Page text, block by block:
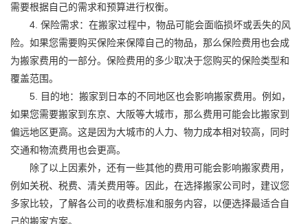
需要根据自己的需求和预算进行权衡。
4. 保险需求：在搬家过程中，物品可能会面临损坏或丢失的风
险。如果您需要购买保险来保障自己的物品，那么保险费用也会成
为搬家费用的一部分。保险费用的多少取决于您购买的保险类型和
覆盖范围。
5. 目的地：搬家到日本的不同地区也会影响搬家费用。例如，
如果您需要搬家到东京、大阪等大城市，那么费用可能会比搬家到
偏远地区更高。这是因为大城市的人力、物力成本相对较高，同时
交通和物流费用也会更高。
除了以上因素外，还有一些其他的费用可能会影响搬家费用，
例如关税、税费、清关费用等。因此，在选择搬家公司时，建议您
多家比较，了解各公司的收费标准和服务内容，以便选择最适合自
己的搬家方案。